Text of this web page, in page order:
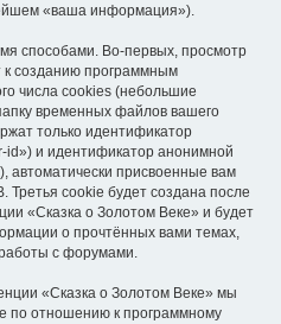
«ваша информация»).
способами. Во-первых, просмотр
к созданию программным
числа cookies (небольшие
временных файлов вашего
только идентификатор
id») и идентификатор анонимной
автоматически присвоенные вам
cookie будет создана после
«Сказка о Золотом Веке» и будет
о прочтённых вами темах,
с форумами.
«Сказка о Золотом Веке» мы
по отношению к программному